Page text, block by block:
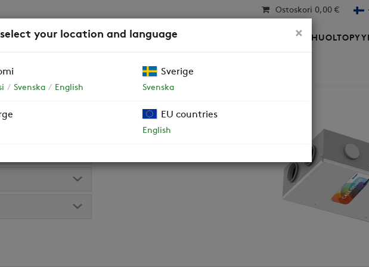
Ostoskori 0,00 €
SUODATTIMET YRITYSASIAKKAAT JA TALOYHTIÖT
sisällä olevasta tyyppikilvestä.
×
select your location and language
Svenska English
Sverige
Svenska
EU countries
English